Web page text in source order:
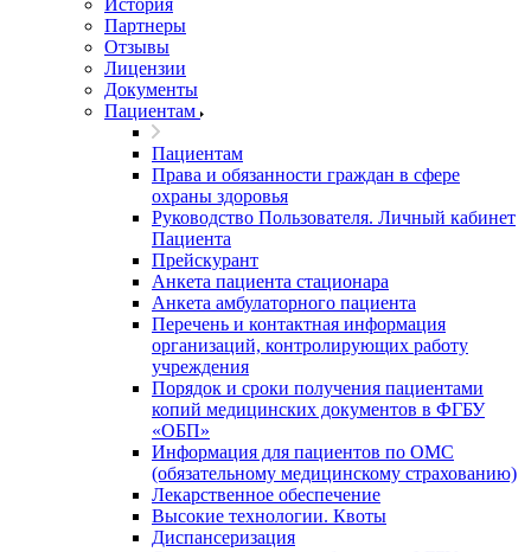
История
Партнеры
Отзывы
Лицензии
Документы
Пациентам
Пациентам
Права и обязанности граждан в сфере
охраны здоровья
Руководство Пользователя. Личный кабинет
Пациента
Прейскурант
Анкета пациента стационара
Анкета амбулаторного пациента
Перечень и контактная информация
организаций, контролирующих работу
учреждения
Порядок и сроки получения пациентами
копий медицинских документов в ФГБУ
«ОБП»
Информация для пациентов по ОМС
(обязательному медицинскому страхованию)
Лекарственное обеспечение
Высокие технологии. Квоты
Диспансеризация